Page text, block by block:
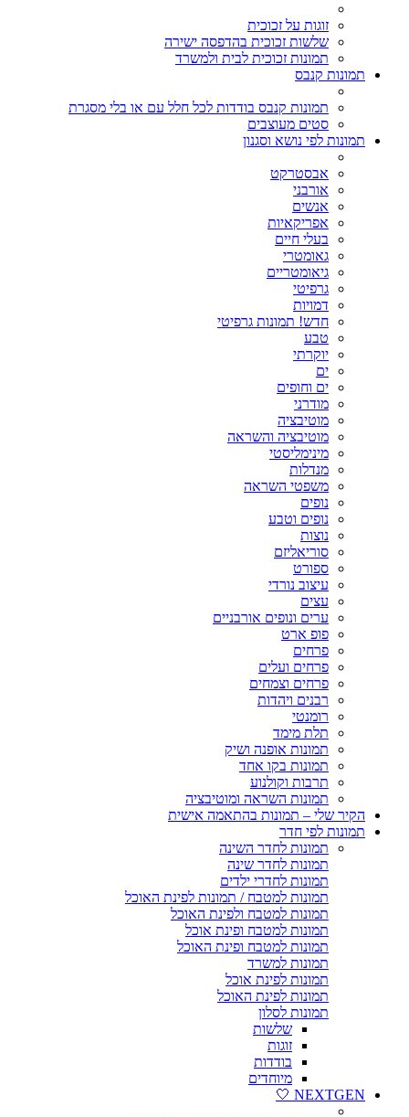
זוגות על זכוכית
שלשות זכוכית בהדפסה ישירה
תמונות זכוכית לבית ולמשרד
תמונות קנבס
תמונות קנבס בודדות לכל חלל עם או בלי מסגרת
סטים מעוצבים
תמונות לפי נושא וסגנון
אבסטרקט
אורבני
אנשים
אפריקאיות
בעלי חיים
גאומטרי
גיאומטריים
גרפיטי
דמויות
חדש! תמונות גרפיטי
טבע
יוקרתי
ים
ים וחופים
מודרני
מוטיבציה
מוטיבציה והשראה
מינימליסטי
מנדלות
משפטי השראה
נופים
נופים וטבע
נוצות
סוריאליזם
ספורט
עיצוב נורדי
עצים
ערים ונופים אורבניים
פופ ארט
פרחים
פרחים ועלים
פרחים וצמחים
רבנים ויהדות
רומנטי
תלת מימד
תמונות אופנה ושיק
תמונות בקו אחד
תרבות וקולנוע
תמונות השראה ומוטיבציה
הקיר שלי – תמונות בהתאמה אישית
תמונות לפי חדר
תמונות לחדר השינה
תמונות לחדר שינה
תמונות לחדרי ילדים
תמונות למטבח / תמונות לפינת האוכל
תמונות למטבח ולפינת האוכל
תמונות למטבח ופינת אוכל
תמונות למטבח ופינת האוכל
תמונות למשרד
תמונות לפינת אוכל
תמונות לפינת האוכל
תמונות לסלון
שלשות
זוגות
בודדות
מיוחדים
NEXTGEN 🤍